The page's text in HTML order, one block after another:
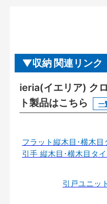
収納 関連リンク
ieria(イエリア) ク
ト製品はこちら
一
フラット縦木目･横木
引手 縦木目･横木目タ
引戸ユニッ